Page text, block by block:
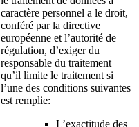
caractère personnel a le droit,
conféré par la directive
européenne et l’autorité de
régulation, d’exiger du
responsable du traitement
qu’il limite le traitement si
l’une des conditions suivantes
est remplie:
L’exactitude des